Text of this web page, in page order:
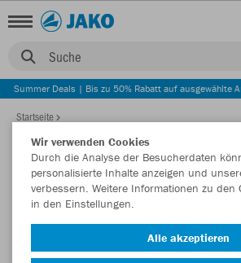
Suche
Summer Deals | Bis zu 50% Rabatt auf ausgewählte
Startseite
Wir verwenden Cookies
Durch die Analyse der Besucherdaten
personalisierte Inhalte anzeigen und
verbessern. Weitere Informationen zu den
in den Einstellungen.
Alle akzeptieren